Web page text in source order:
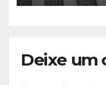
Deixe um